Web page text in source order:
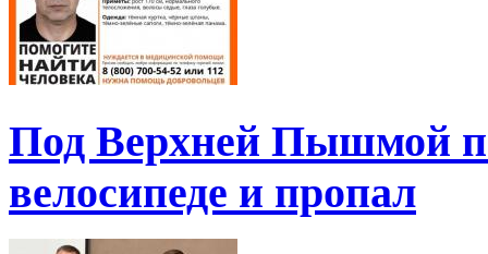
Под Верхней Пышмой
велосипеде и пропал